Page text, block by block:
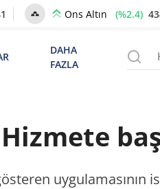
Ons Altın (%2.4)
DAHA
FAZLA
uygulamasının